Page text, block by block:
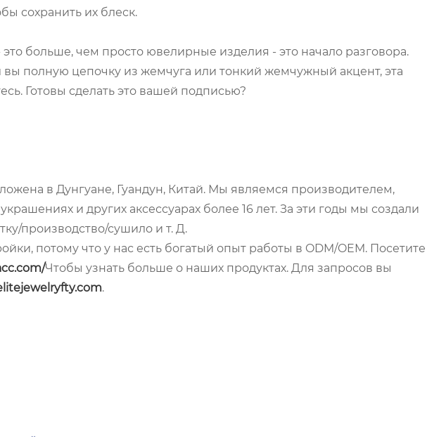
сохранить их блеск.
больше, чем просто ювелирные изделия - это начало разговора.
вы полную цепочку из жемчуга или тонкий жемчужный акцент, эта
Готовы сделать это вашей подписью?
в Дунгуане, Гуандун, Китай. Мы являемся производителем,
и других аксессуарах более 16 лет. За эти годы мы создали
производство/сушило и т. Д.
потому что у нас есть богатый опыт работы в ODM/OEM. Посетите
Чтобы узнать больше о наших продуктах. Для запросов вы
.